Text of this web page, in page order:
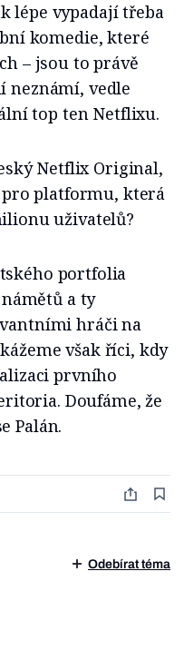
lépe vypadají třeba
komedie, které
– jsou to právě
neznámí, vedle
top ten Netflixu.
Netflix Original,
platformu, která
uživatelů?
portfolia
a ty
hráči na
však říci, kdy
prvního
Doufáme, že
Palán.
Odebírat téma